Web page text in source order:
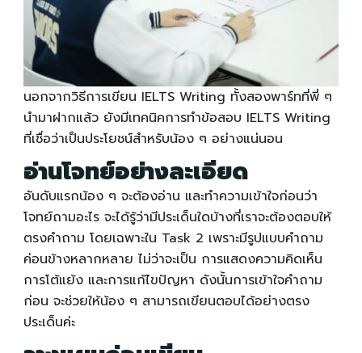
นอกจากวิธีการเขียน IELTS Writing ทั้งสองพาร์ทที่พี่ ๆ
นำมาฝากแล้ว ยังมีเทคนิคการทำข้อสอบ IELTS Writing
ที่เชื่อว่าเป็นประโยชน์สำหรับน้อง ๆ อย่างแน่นอน
อ่านโจทย์อย่างละเอียด
อันดับแรกน้อง ๆ จะต้องอ่าน และทำความเข้าใจก่อนว่า
โจทย์ถามอะไร จะได้รู้ว่ามีประเด็นใดบ้างที่เราจะต้องตอบให้
ตรงคำถาม โดยเฉพาะใน Task 2 เพราะมีรูปแบบคำถาม
ค่อนข้างหลากหลาย ไม่ว่าจะเป็น การแสดงความคิดเห็น
การโต้แย้ง และการแก้ไขปัญหา ดังนั้นการเข้าใจคำถาม
ก่อน จะช่วยให้น้อง ๆ สามารถเขียนตอบได้อย่างตรง
ประเด็นค่ะ